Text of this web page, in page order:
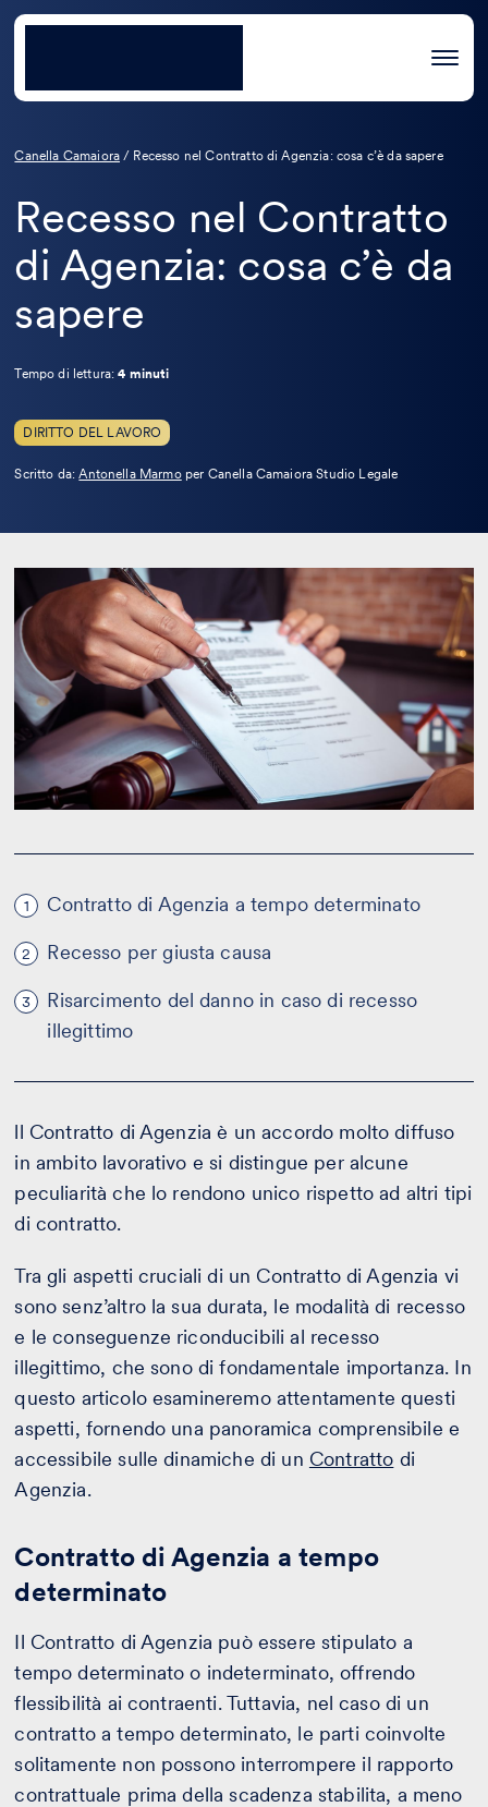
Canella Camaiora / Recesso nel Contratto di Agenzia: cosa c’è da sapere
Recesso nel Contratto
di Agenzia: cosa c’è da
sapere
Tempo di lettura:4 minuti
DIRITTO DEL LAVORO
Scritto da:Antonella MarmoLeggi
per Canella Camaiora Studio Legale
1 Contratto di Agenzia a tempo determinato
2 Recesso per giusta causa
3
Risarcimento del danno in caso di recesso
illegittimo
ll Contratto di Agenzia è un accordo molto diffuso
in ambito lavorativo e si distingue per alcune
peculiarità che lo rendono unico rispetto ad altri tipi
di contratto.
Tra gli aspetti cruciali di un Contratto di Agenzia vi
sono senz’altro la sua durata, le modalità di recesso
e le conseguenze riconducibili al recesso
illegittimo, che sono di fondamentale importanza. In
questo articolo esamineremo attentamente questi
aspetti, fornendo una panoramica comprensibile e
accessibile sulle dinamiche di un Contratto di
Agenzia.
Contratto di Agenzia a tempo
determinato
Il Contratto di Agenzia può essere stipulato a
tempo determinato o indeterminato, offrendo
flessibilità ai contraenti. Tuttavia, nel caso di un
contratto a tempo determinato, le parti coinvolte
solitamente non possono interrompere il rapporto
contrattuale prima della scadenza stabilita, a meno